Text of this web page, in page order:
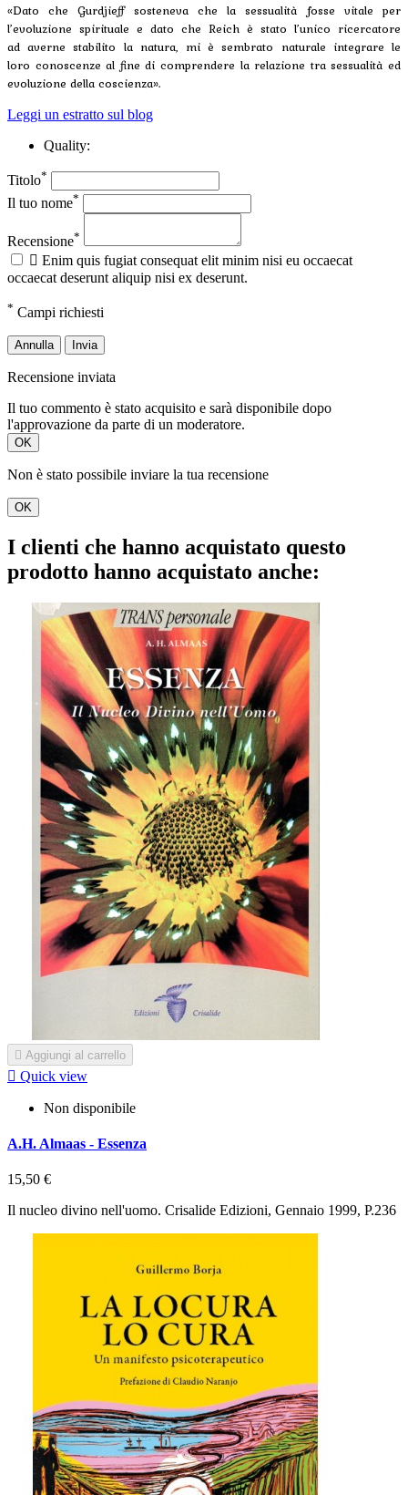
«Dato che Gurdjieff sosteneva che la sessualità fosse vitale per
l’evoluzione spirituale e dato che Reich è stato l’unico ricercatore
ad averne stabilito la natura, mi è sembrato naturale integrare le
loro conoscenze al fine di comprendere la relazione tra sessualità ed
evoluzione della coscienza».
Leggi un estratto sul blog
Quality:
Titolo*
Il tuo nome*
Recensione*
 Enim quis fugiat consequat elit minim nisi eu occaecat
occaecat deserunt aliquip nisi ex deserunt.
* Campi richiesti
Annulla Invia
Recensione inviata
Il tuo commento è stato acquisito e sarà disponibile dopo
l'approvazione da parte di un moderatore.
OK
Non è stato possibile inviare la tua recensione
OK
I clienti che hanno acquistato questo
prodotto hanno acquistato anche:
 Aggiungi al carrello
 Quick view
Non disponibile
A.H. Almaas - Essenza
15,50 €
Il nucleo divino nell'uomo. Crisalide Edizioni, Gennaio 1999, P.236